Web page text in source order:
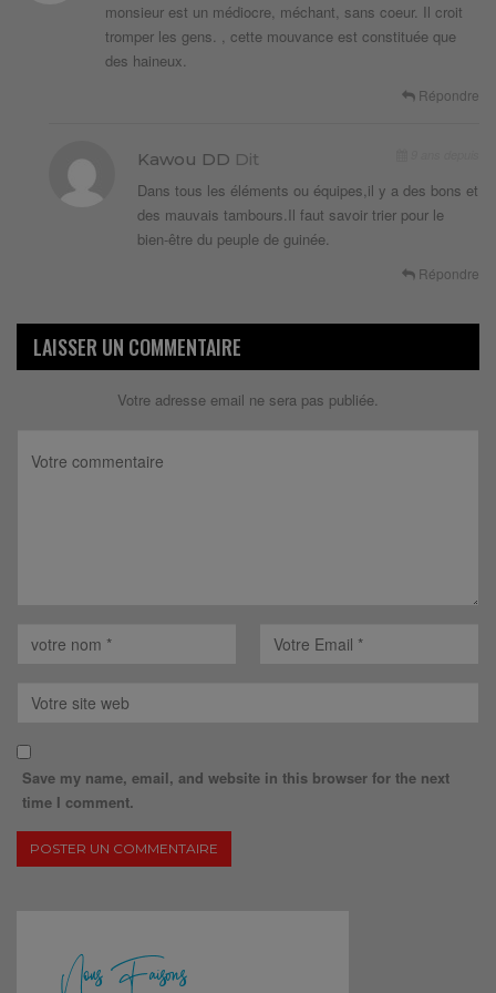
monsieur est un médiocre, méchant, sans coeur. Il croit
tromper les gens. , cette mouvance est constituée que
des haineux.
Répondre
Kawou DD Dit
Dans tous les éléments ou équipes,il y a des bons et
des mauvais tambours.Il faut savoir trier pour le
bien-être du peuple de guinée.
Répondre
LAISSER UN COMMENTAIRE
Votre adresse email ne sera pas publiée.
Save my name, email, and website in this browser for the next
time I comment.